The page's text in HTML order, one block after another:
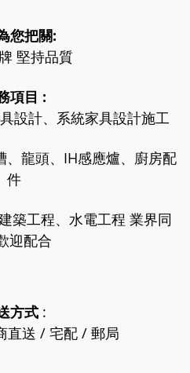
您把關:
堅持品質
項目 :
設計、系統家具設計施工
、龍頭、IH感應爐、廚房配
件
築工程、水電工程 業界同
迎配合
方式 :
直送 / 宅配 / 郵局